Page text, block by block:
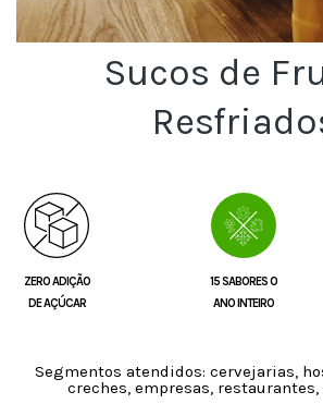
Sucos de
ZERO ADIÇÃO
DE AÇÚCAR
15 SABORES O
ANO INTEIRO
Segmentos atendidos: cervejarias,
creches, empresas,